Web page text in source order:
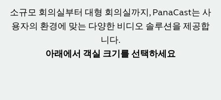
소규모 회의실부터 대형 회의실까지, PanaCast는 사
용자의 환경에 맞는 다양한 비디오 솔루션을 제공합
니다.
아래에서 객실 크기를 선택하세요